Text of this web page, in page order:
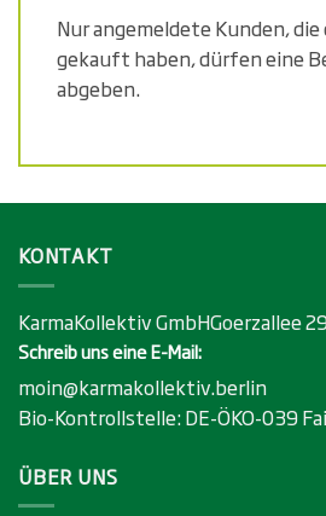
können
Produktseite
werden
können
auf
Nur angemeldete Kunden,
gekauft haben, dürfen eine
abgeben.
KONTAKT
KarmaKollektiv GmbHGoerzallee
Schreib uns eine E-Mail:
moin@karmakollektiv.berlin
Bio-Kontrollstelle:DE-ÖKO-039
ÜBER UNS